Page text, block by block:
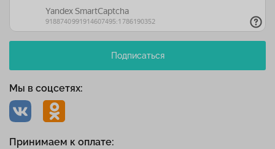
Мы в соцсетях:
Подписаться
Принимаем к оплате: